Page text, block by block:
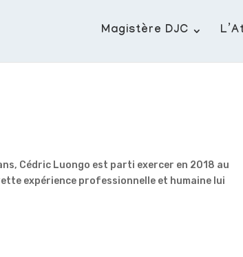
Magistère DJC
Cédric Luongo est parti exercer en 2018 au
expérience professionnelle et humaine lui